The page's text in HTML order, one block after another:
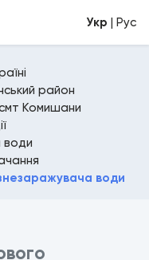
Укр | Рус
район
Комишани
води
води